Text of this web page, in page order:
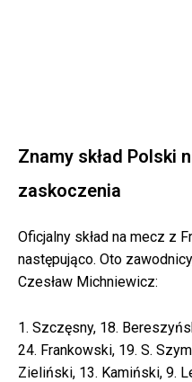
Znamy skład Polski
zaskoczenia
Oficjalny skład na mecz z
następująco. Oto
Czesław Michniewicz:
1. Szczęsny, 18.
24. Frankowski, 19. S.
Zieliński, 13. Kamiński, 9.